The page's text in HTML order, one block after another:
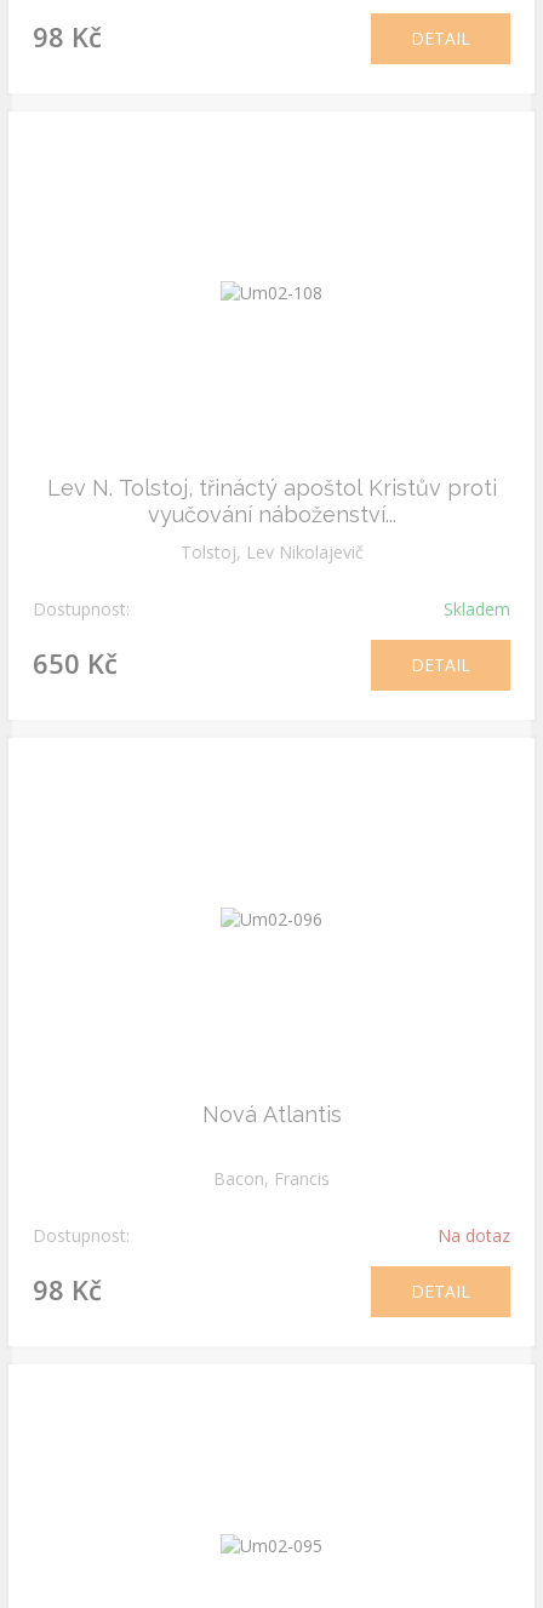
98 Kč DETAIL
Lev N. Tolstoj, třináctý apoštol Kristův proti
vyučování náboženství...
Tolstoj, Lev Nikolajevič
Dostupnost: Skladem
650 Kč DETAIL
Nová Atlantis
Bacon, Francis
Dostupnost: Na dotaz
98 Kč DETAIL